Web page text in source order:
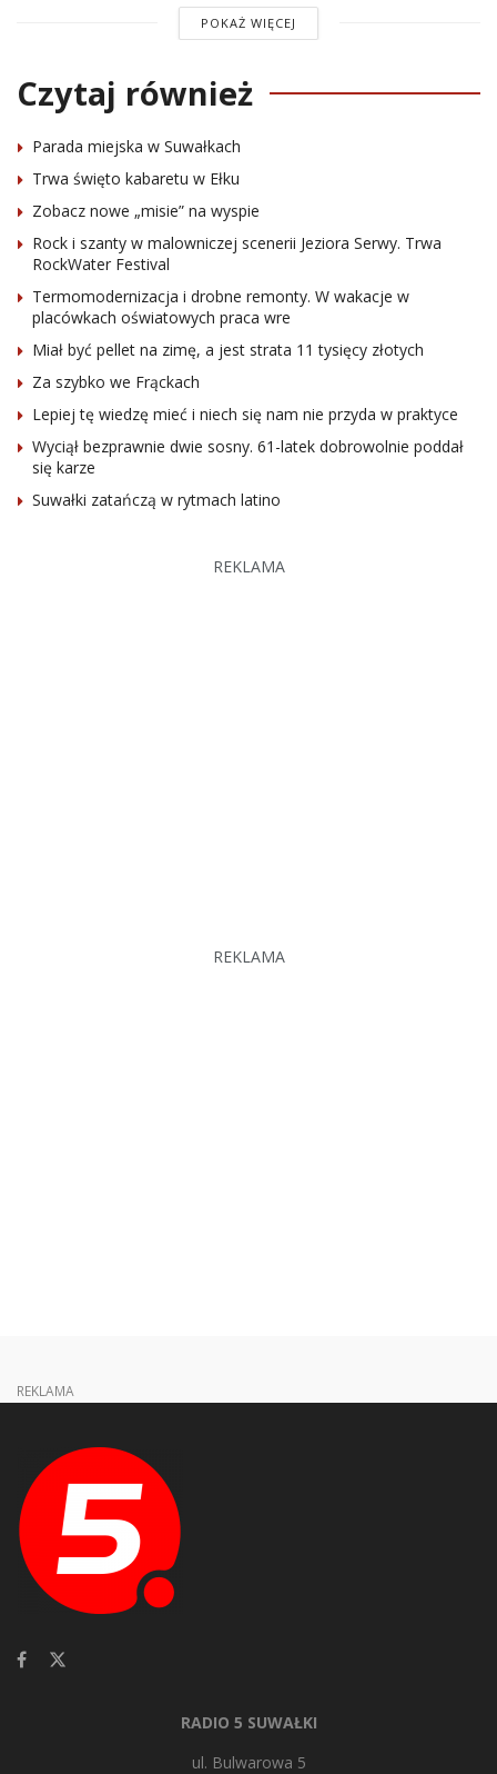
POKAŻ WIĘCEJ
Czytaj również
Parada miejska w Suwałkach
Trwa święto kabaretu w Ełku
Zobacz nowe „misie” na wyspie
Rock i szanty w malowniczej scenerii Jeziora Serwy. Trwa
RockWater Festival
Termomodernizacja i drobne remonty. W wakacje w
placówkach oświatowych praca wre
Miał być pellet na zimę, a jest strata 11 tysięcy złotych
Za szybko we Frąckach
Lepiej tę wiedzę mieć i niech się nam nie przyda w praktyce
Wyciął bezprawnie dwie sosny. 61-latek dobrowolnie poddał
się karze
Suwałki zatańczą w rytmach latino
REKLAMA
REKLAMA
REKLAMA
RADIO 5 SUWAŁKI
ul. Bulwarowa 5